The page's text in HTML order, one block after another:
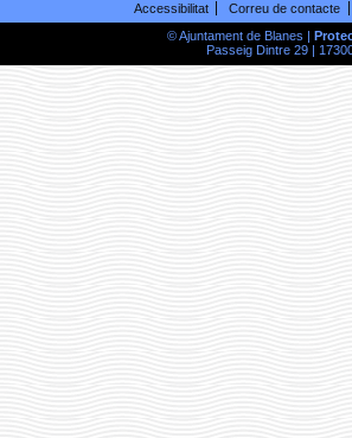
Accessibilitat
Correu de contacte
© Ajuntament de Blanes |
Passeig Dintre 29 |